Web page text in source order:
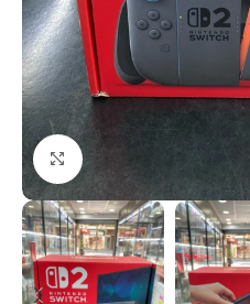
Click to enlarge